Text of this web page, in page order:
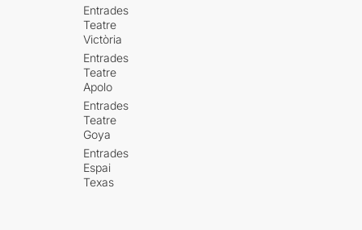
Entrades
Teatre
Victòria
Entrades
Teatre
Apolo
Entrades
Teatre
Goya
Entrades
Espai
Texas